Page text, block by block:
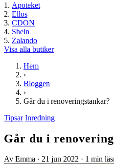
Apoteket
Ellos
CDON
Shein
Zalando
Visa alla butiker
Hem
›
Bloggen
›
Går du i renoveringstankar?
Tipsar Inredning
Går du i
Av Emma · 21 jun 2022 · 1 min